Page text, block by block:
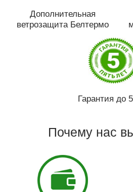
Дополнительная
ветрозащита Белтермо
Гарантия до
Почему нас